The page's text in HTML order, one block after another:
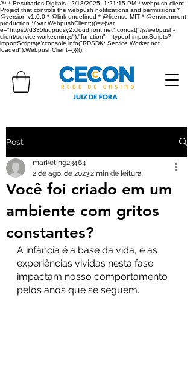
/** * Resultados Digitais - 2/18/2025, 1:21:15 PM * webpush-client -
Project that controls the webpush notifications and permissions *
@version v1.0.0 * @link undefined * @license MIT * @environment
production */ var WebpushClient;(()=>{var
e="https://d335luupugsy2.cloudfront.net".concat("/js/webpush-
client/service-worker.min.js");"function"==typeof importScripts?
importScripts(e):console.info("RDSDK: Service Worker not
loaded"),WebpushClient={}})();
Post
Você foi criado em um
ambiente com gritos
constantes?
marketing23464
2 de ago. de 20232 min de leitura
A infância é a base da vida, e as
experiências vividas nesta fase
impactam nosso comportamento
pelos anos que se seguem.